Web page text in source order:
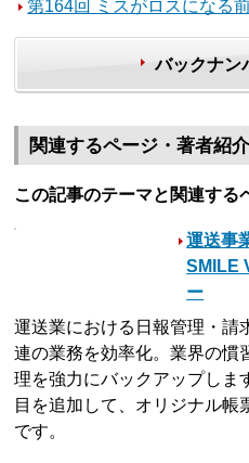
第164回 ミスがロスになる
バックナン
関連するページ・著者紹
この記事のテーマと関連する
運送事
SMILE
ー
運送業における日報管理・請
連の業務を効率化。業界の慣
理を強力にバックアップしま
目を追加して、オリジナル
です。